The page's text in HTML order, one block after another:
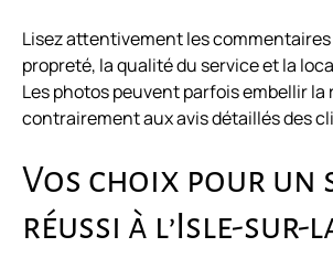
Lisez attentivement les
propreté, la qualité du service et la
Les photos peuvent parfois embellir la
contrairement aux avis détaillés des
Vos choix pour un
réussi à l’Isle-sur-